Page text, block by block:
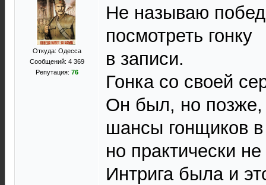
Откуда: Одесса
Сообщений: 4 369
Репутация: 76
Не называю
посмотреть гонку
в записи.
Гонка со своей
Он был, но позже,
шансы гонщиков в
но практически
Интрига была и